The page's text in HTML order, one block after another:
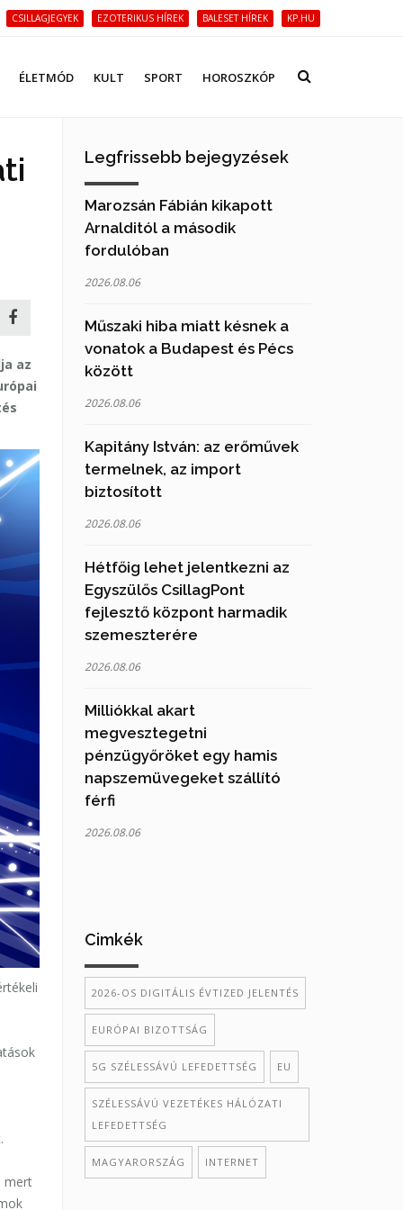
CSILLAGJEGYEK EZOTERIKUS HÍREK BALESET HÍREK KP.HU
ÉLETMÓD KULT SPORT HOROSZKÓP
az
mert
Legfrissebb bejegyzések
Marozsán Fábián kikapott
Arnalditól a második
fordulóban
2026.08.06
Műszaki hiba miatt késnek a
vonatok a Budapest és Pécs
között
2026.08.06
Kapitány István: az erőművek
termelnek, az import
biztosított
2026.08.06
Hétfőig lehet jelentkezni az
Egyszülős CsillagPont
fejlesztő központ harmadik
szemeszterére
2026.08.06
Milliókkal akart
megvesztegetni
pénzügyőröket egy hamis
napszemüvegeket szállító
férfi
2026.08.06
Cimkék
2026-OS DIGITÁLIS ÉVTIZED JELENTÉS
EURÓPAI BIZOTTSÁG
5G SZÉLESSÁVÚ LEFEDETTSÉG EU
SZÉLESSÁVÚ VEZETÉKES HÁLÓZATI
LEFEDETTSÉG
MAGYARORSZÁG INTERNET